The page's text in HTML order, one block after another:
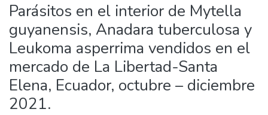
Parásitos en el interior de Mytella
guyanensis, Anadara tuberculosa y
Leukoma asperrima vendidos en el
mercado de La Libertad-Santa
Elena, Ecuador, octubre – diciembre
2021.